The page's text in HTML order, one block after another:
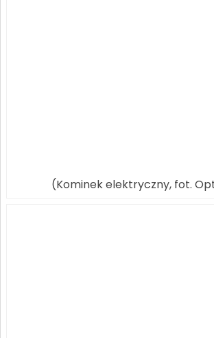
(Kominek elektryczny, fot.